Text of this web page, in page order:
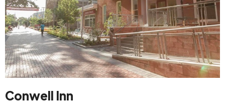
Conwell Inn